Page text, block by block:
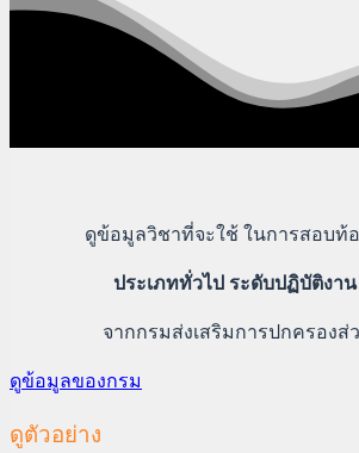
ดูข้อมูลวิชาที่จะใช้ ในการสอบท้
ประเภททั่วไป ระดับปฏิบัติงาน
จากกรมส่งเสริมการปกครองส่
ดูข้อมูลของกรม
ดูตัวอย่าง